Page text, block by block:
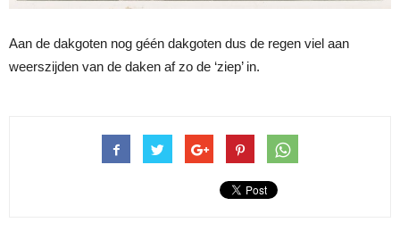
Aan de dakgoten nog géén dakgoten dus de regen viel aan
weerszijden van de daken af zo de ‘ziep’ in.